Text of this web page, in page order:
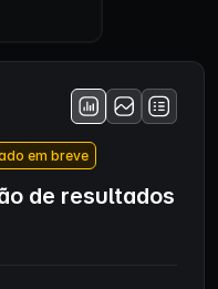
em breve
de resultados